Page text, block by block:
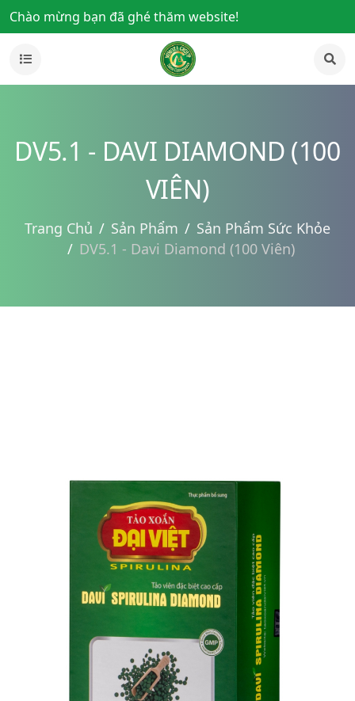
Chào mừng bạn đã ghé thăm website!
DV5.1 - DAVI DIAMOND (100
VIÊN)
Trang Chủ Sản Phẩm
Sản Phẩm Sức Khỏe
DV5.1 - Davi Diamond (100 Viên)